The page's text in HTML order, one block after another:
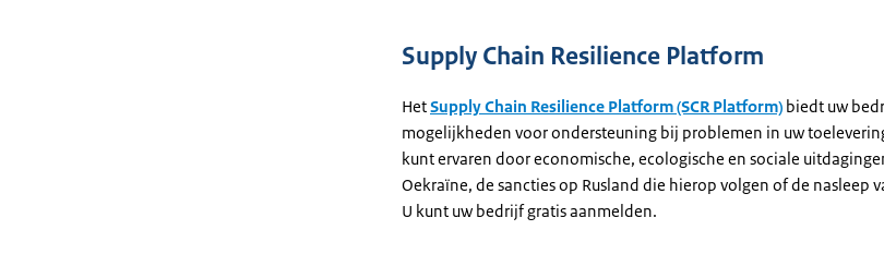
Supply Chain Resilience Platform
HetSupply Chain Resilience Platform (SCR Platform) biedt uw
mogelijkheden voor ondersteuning bij problemen in uw
kunt ervaren door economische, ecologische en sociale
Oekraïne, de sancties op Rusland die hierop volgen of de nasleep
U kunt uw bedrijf gratis aanmelden.